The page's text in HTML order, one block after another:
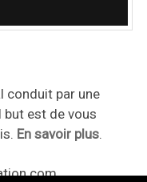
conduit par une
but est de vous
En savoir plus.